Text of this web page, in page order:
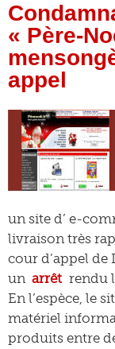
« Père-
appel
un site d’ e-
livraison très
cour d’appel
un arrêt rendu
En l’espèce, le
matériel
produits entre